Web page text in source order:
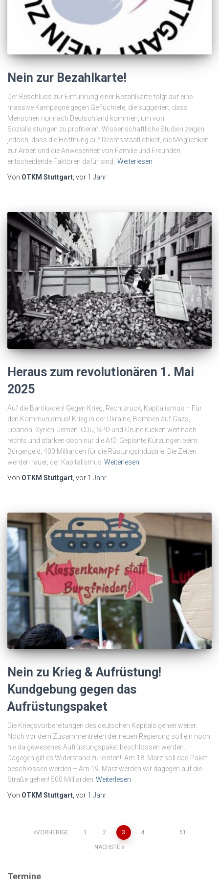
Nein zur Bezahlkarte!
Der Beschluss zur Einführung einer Bezahlkarte folgt auf eine
massive Kampagne gegen Geflüchtete, die suggeriert, dass
Menschen nur nach Deutschland kommen, um von
Sozialleistungen zu profitieren. Wissenschaftliche Studien zeigen
jedoch, dass die Hoffnung auf Rechtsstaatlichkeit, die Möglichkeit
zur Arbeit und die Anwesenheit von Familie und Freunden
entscheidende Faktoren dafür sind,
Weiterlesen
Von OTKM Stuttgart , vor 1 Jahr
Heraus zum revolutionären 1. Mai
2025
Auf die Barrikaden! Gegen Krieg, Rechtsruck, Kapitalismus – Für
den Kommunismus! Krieg in der Ukraine, Bomben auf Gaza,
Libanon, Syrien, Jemen. CDU, SPD und Grüne rücken weit nach
rechts und stärken doch nur die AfD. Geplante Kürzungen beim
Bürgergeld, 400 Milliarden für die Rüstungsindustrie: Die Zeiten
werden rauer, der Kapitalismus Weiterlesen
Von OTKM Stuttgart , vor 1 Jahr
Nein zu Krieg & Aufrüstung!
Kundgebung gegen das
Aufrüstungspaket
Die Kriegsvorbereitungen des deutschen Kapitals gehen weiter.
Noch vor dem Zusammentreten der neuen Regierung soll ein noch
nie da gewesenes Aufrüstungspaket beschlossen werden.
Dagegen gilt es Widerstand zu leisten! Am 18. März soll das Paket
beschlossen werden – Am 19. März werden wir dagegen auf die
Straße gehen! 500 Milliarden Weiterlesen
Von OTKM Stuttgart, vor 1 Jahr
Seitennummerierung
VORHERIGE 1 2 3 4 … 51
NÄCHSTE
Termine